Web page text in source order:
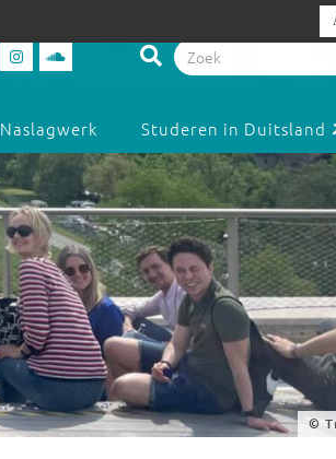
©
Naslagwerk Studeren in Duitsland